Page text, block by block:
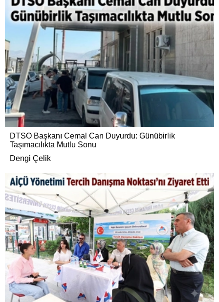
DTSO Başkanı Cemal Can Duyurdu: Günübirlik
Taşımacılıkta Mutlu Sonu
Dengi Çelik